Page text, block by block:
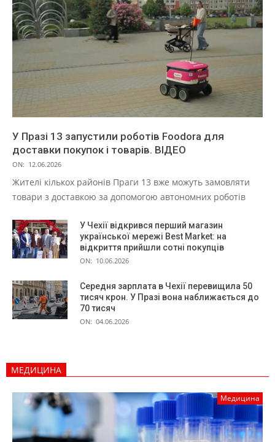
У Празі 13 запустили роботів Foodora для
доставки покупок і товарів. ВІДЕО
ON: 12.06.2026
Жителі кількох районів Праги 13 вже можуть замовляти
товари з доставкою за допомогою автономних роботів
У Чехії відкрився перший магазин
української мережі Best Market: на
відкриття прийшли сотні покупців
ON: 10.06.2026
Середня зарплата в Чехії перевищила 50
тисяч крон. У Празі вона наближається до
70 тисяч
ON: 04.06.2026
МЕДИЦИНА
Медицина